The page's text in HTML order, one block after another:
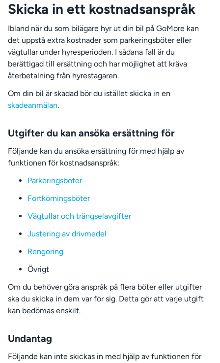
Skicka in ett kostnadsanspråk
Ibland när du som bilägare hyr ut din bil på GoMore kan
det uppstå extra kostnader som parkeringsböter eller
vägtullar under hyresperioden. I sådana fall är du
berättigad till ersättning och har möjlighet att kräva
återbetalning från hyrestagaren.
Om din bil är skadad bör du istället skicka in en
skadeanmälan.
Utgifter du kan ansöka ersättning för
Följande kan du ansöka ersättning för med hjälp av
funktionen för kostnadsanspråk:
Parkeringsböter
Fortkörningsböter
Vägtullar och trängselavgifter
Justering av drivmedel
Rengöring
Övrigt
Om du behöver göra anspråk på flera böter eller utgifter
ska du skicka in dem var för sig. Detta gör att varje utgift
kan bedömas enskilt.
Undantag
Följande kan inte skickas in med hjälp av funktionen för